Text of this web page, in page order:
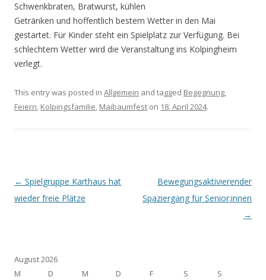
Schwenkbraten, Bratwurst, kühlen
Getränken und hoffentlich bestem Wetter in den Mai
gestartet. Für Kinder steht ein Spielplatz zur Verfügung. Bei
schlechtem Wetter wird die Veranstaltung ins Kolpingheim
verlegt.
This entry was posted in Allgemein and tagged Begegnung,
Feiern, Kolpingsfamilie, Maibaumfest on 18. April 2024.
Post navigation
← Spielgruppe Karthaus hat
wieder freie Plätze
Bewegungsaktivierender
Spaziergang für Senior:innen
→
August 2026
M
D M D F S
S